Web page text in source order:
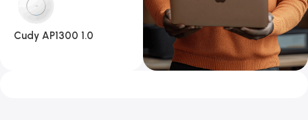
Cudy AP1300 1.0